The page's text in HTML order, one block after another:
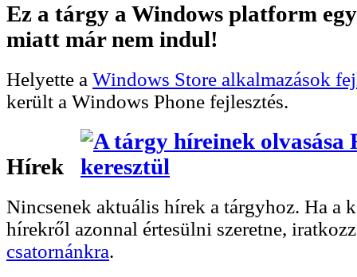
Ez a tárgy a Windows platform
miatt már nem indul!
Helyette a Windows Store alkalmazások
került a Windows Phone fejlesztés.
Hírek
Nincsenek aktuális hírek a tárgyhoz. Ha a
hírekről azonnal értesülni szeretne,
csatornánkra.